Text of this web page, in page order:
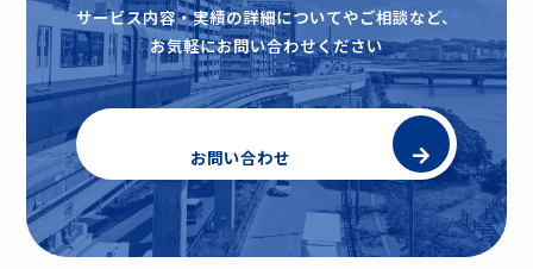
サービス内容・実績の詳細についてやご相談など、
お気軽にお問い合わせください
お問い合わせ